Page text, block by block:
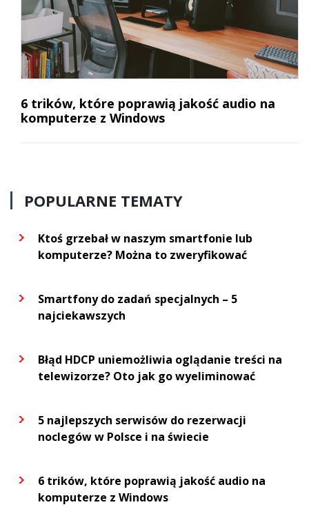
6 trików, które poprawią jakość audio na
komputerze z Windows
POPULARNE TEMATY
Ktoś grzebał w naszym smartfonie lub
komputerze? Można to zweryfikować
Smartfony do zadań specjalnych – 5
najciekawszych
Błąd HDCP uniemożliwia oglądanie treści na
telewizorze? Oto jak go wyeliminować
5 najlepszych serwisów do rezerwacji
noclegów w Polsce i na świecie
6 trików, które poprawią jakość audio na
komputerze z Windows